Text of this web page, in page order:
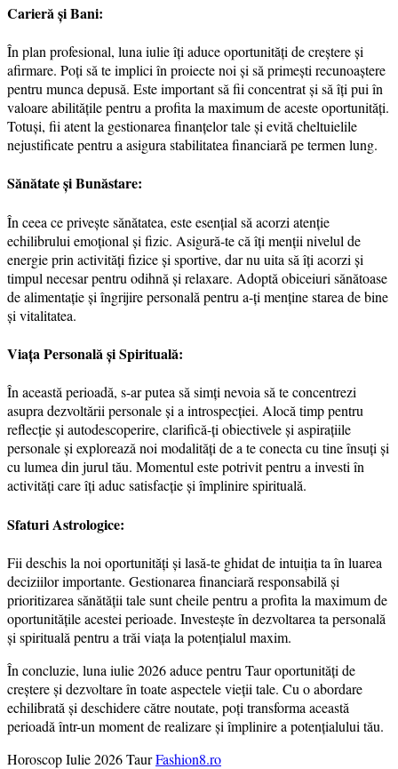
Carieră și Bani:
În plan profesional, luna iulie îți aduce oportunități de creștere și
afirmare. Poți să te implici în proiecte noi și să primești recunoaștere
pentru munca depusă. Este important să fii concentrat și să îți pui în
valoare abilitățile pentru a profita la maximum de aceste oportunități.
Totuși, fii atent la gestionarea finanțelor tale și evită cheltuielile
nejustificate pentru a asigura stabilitatea financiară pe termen lung.
Sănătate și Bunăstare:
În ceea ce privește sănătatea, este esențial să acorzi atenție
echilibrului emoțional și fizic. Asigură-te că îți menții nivelul de
energie prin activități fizice și sportive, dar nu uita să îți acorzi și
timpul necesar pentru odihnă și relaxare. Adoptă obiceiuri sănătoase
de alimentație și îngrijire personală pentru a-ți menține starea de bine
și vitalitatea.
Viața Personală și Spirituală:
În această perioadă, s-ar putea să simți nevoia să te concentrezi
asupra dezvoltării personale și a introspecției. Alocă timp pentru
reflecție și autodescoperire, clarifică-ți obiectivele și aspirațiile
personale și explorează noi modalități de a te conecta cu tine însuți și
cu lumea din jurul tău. Momentul este potrivit pentru a investi în
activități care îți aduc satisfacție și împlinire spirituală.
Sfaturi Astrologice:
Fii deschis la noi oportunități și lasă-te ghidat de intuiția ta în luarea
deciziilor importante. Gestionarea financiară responsabilă și
prioritizarea sănătății tale sunt cheile pentru a profita la maximum de
oportunitățile acestei perioade. Investește în dezvoltarea ta personală
și spirituală pentru a trăi viața la potențialul maxim.
În concluzie, luna iulie 2026 aduce pentru Taur oportunități de
creștere și dezvoltare în toate aspectele vieții tale. Cu o abordare
echilibrată și deschidere către noutate, poți transforma această
perioadă într-un moment de realizare și împlinire a potențialului tău.
Horoscop Iulie 2026 TaurFashion8.ro